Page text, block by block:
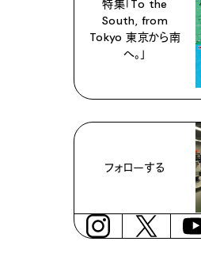
特集「To the
South, from
Tokyo 東京から南
へ。」
フォローする